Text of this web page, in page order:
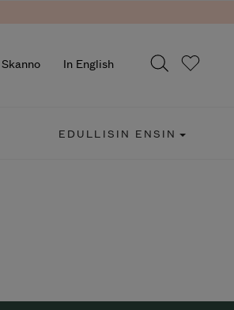
Skanno In English
EDULLISIN ENSIN